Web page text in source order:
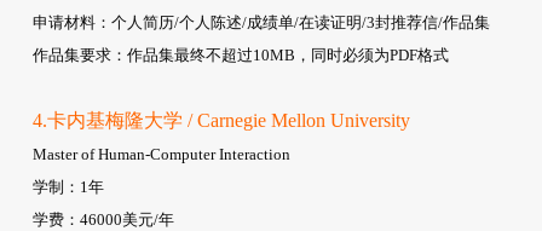
申请材料：个人简历/个人陈述/成绩单/在读证明/3封推荐信/作品集
作品集要求：作品集最终不超过10MB，同时必须为PDF格式
4.卡内基梅隆大学 / Carnegie Mellon University
Master of Human-Computer Interaction
学制：1年
学费：46000美元/年